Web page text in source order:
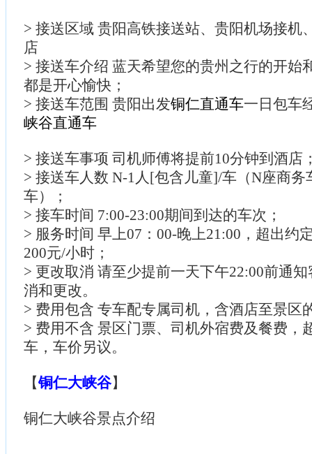
> 接送区域 贵阳高铁接送站、贵阳机场接机
店
> 接送车介绍 蓝天希望您的贵州之行的开始
都是开心愉快；
> 接送车范围 贵阳出发铜仁直通车一日包车
峡谷直通车
> 接送车事项 司机师傅将提前10分钟到酒店
> 接送车人数 N-1人[包含儿童]/车（N座商务
车）；
> 接车时间 7:00-23:00期间到达的车次；
> 服务时间 早上07：00-晚上21:00，超出约
200元/小时；
> 更改取消 请至少提前一天下午22:00前通
消和更改。
> 费用包含 专车配专属司机，含酒店至景区
> 费用不含 景区门票、司机外宿费及餐费，
车，车价另议。
【铜仁大峡谷】
铜仁大峡谷景点介绍